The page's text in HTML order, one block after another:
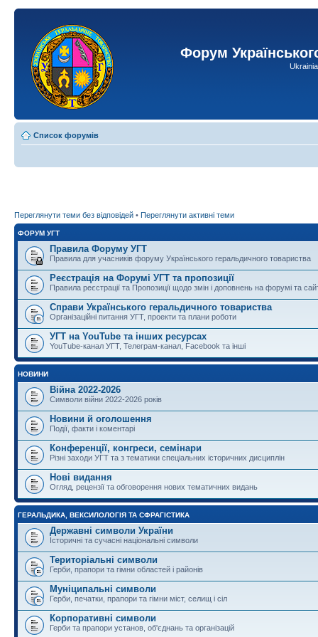
Форум
Список форумів
Переглянути теми без відповідей • Переглянути активні теми
ФОРУМ УГТ
Правила Форуму УГТ
Правила для учасників форуму Українського геральдичного товариства
Реєстрація на Форумі УГТ та пропозиції
Правила реєстрації та Пропозиції щодо змін і доповнень на форумі та
Справи Українського геральдичного товариства
Організаційні питання УГТ, проекти та плани роботи
УГТ на YouTube та інших ресурсах
YouTube-канал УГТ, Телеграм-канал, Facebook та інші
НОВИНИ
Війна 2022-2026
Символи війни 2022-2026 років
Новини й оголошення
Події, факти і коментарі
Конференції, конгреси, семінари
Різні заходи УГТ та з тематики спеціальних історичних дисциплін
Нові видання
Огляд, рецензії та обговорення нових тематичних видань
ГЕРАЛЬДИКА, ВЕКСИЛОЛОГІЯ ТА СФРАГІСТИКА
Державні символи України
Історичні та сучасні національні символи
Територіальні символи
Герби, прапори та гімни областей і районів
Муніципальні символи
Герби, печатки, прапори та гімни міст, селищ і сіл
Корпоративні символи
Герби та прапори установ, об'єднань та організацій